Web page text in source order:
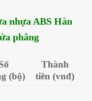
nhựa ABS Hàn
phẳng
(bộ)
Thành
tiền (vnđ)